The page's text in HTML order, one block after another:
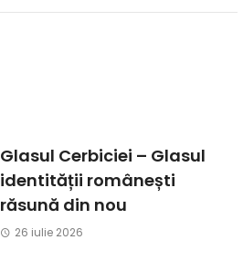
Glasul Cerbiciei – Glasul
identității românești
răsună din nou
26 iulie 2026